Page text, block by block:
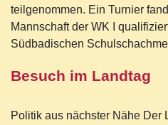
teilgenommen. Ein Turnier
Mannschaft der WK I
Südbadischen
Besuch im Landtag
Politik aus nächster Nähe Der